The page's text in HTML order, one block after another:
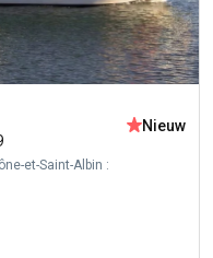
et-Saint-Albin :
Nieuw